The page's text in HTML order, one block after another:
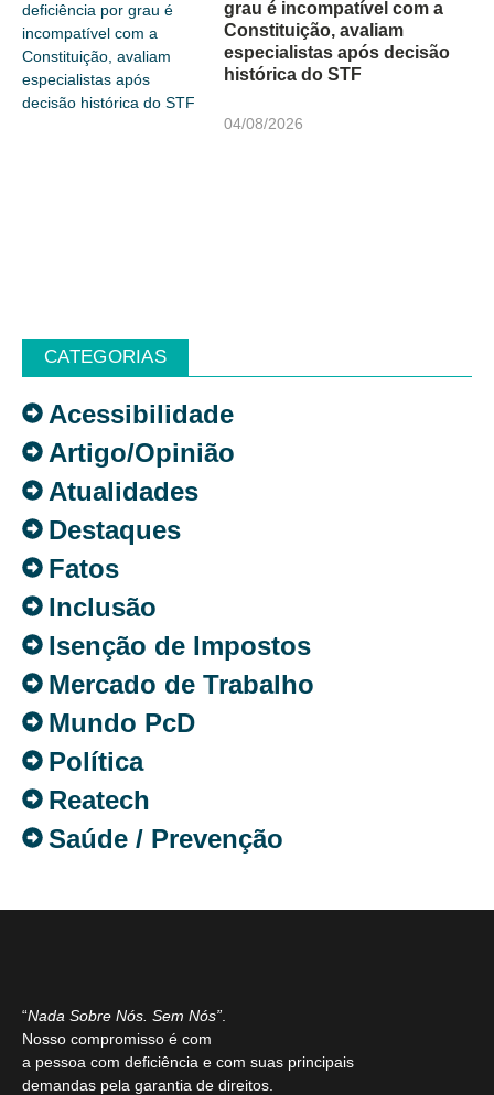
grau é incompatível com a
Constituição, avaliam
especialistas após decisão
histórica do STF
04/08/2026
CATEGORIAS
Acessibilidade
Artigo/Opinião
Atualidades
Destaques
Fatos
Inclusão
Isenção de Impostos
Mercado de Trabalho
Mundo PcD
Política
Reatech
Saúde / Prevenção
“Nada Sobre Nós. Sem Nós”
Nosso compromisso é com
a pessoa com deficiência e com suas principais
demandas pela garantia de direitos.